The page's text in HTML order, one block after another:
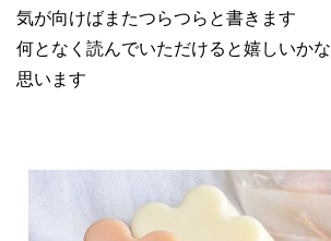
気が向けばまたつらつらと書きます
何となく読んでいただけると嬉しいかな
思います